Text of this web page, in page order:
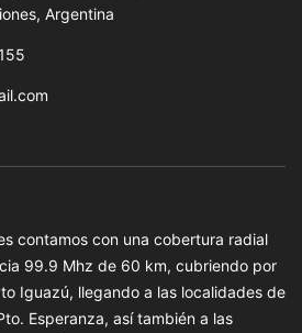
Argentina
contamos con una cobertura radial
99.9 Mhz de 60 km, cubriendo por
Iguazú, llegando a las localidades de
Esperanza, así también a las